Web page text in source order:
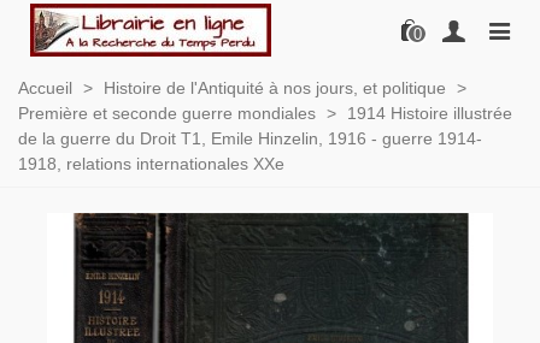
0
Accueil > Histoire de l'Antiquité à nos jours, et politique
>
Première et seconde guerre mondiales >
1914 Histoire illustrée
de la guerre du Droit T1, Emile Hinzelin, 1916 - guerre 1914-
1918, relations internationales XXe